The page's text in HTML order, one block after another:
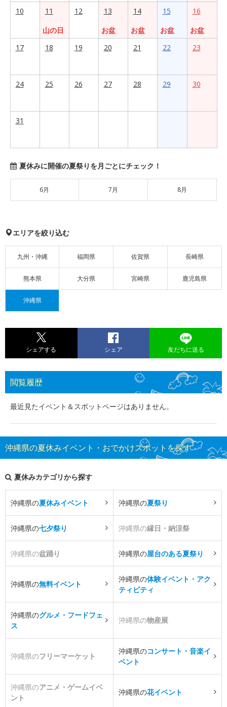
10
11
山の日
12
13
お盆
14
お盆
15
お盆
16
お盆
17
18 19 20 21 22 23
24 25 26 27 28 29 30
31
夏休みに開催の夏祭りを月ごとにチェック！
6月 7月 8月
エリアを絞り込む
九州・沖縄 福岡県 佐賀県 長崎県
熊本県 大分県 宮崎県 鹿児島県
沖縄県
シェアする シェア 友だちに送る
閲覧履歴
最近見たイベント＆スポットページはありません。
沖縄県の夏休みイベント・おでかけスポットを探す
夏休みカテゴリから探す
沖縄県の夏休みイベント 沖縄県の夏祭り
沖縄県の七夕祭り 沖縄県の縁日・納涼祭
沖縄県の盆踊り 沖縄県の屋台のある夏祭り
沖縄県の無料イベント
沖縄県の体験イベント・アク
ティビティ
沖縄県のグルメ・フードフェ
ス
沖縄県の物産展
沖縄県のフリーマーケット
沖縄県のコンサート・音楽イ
ベント
沖縄県のアニメ・ゲームイベ
ント
沖縄県の花イベント